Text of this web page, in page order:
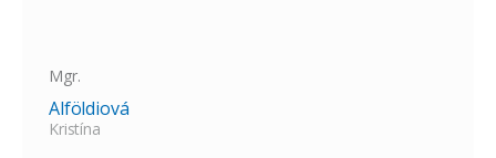
Mgr.
Alföldiová
Kristína